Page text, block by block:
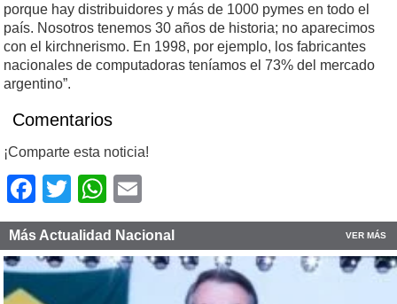
porque hay distribuidores y más de 1000 pymes en todo el
país. Nosotros tenemos 30 años de historia; no aparecimos
con el kirchnerismo. En 1998, por ejemplo, los fabricantes
nacionales de computadoras teníamos el 73% del mercado
argentino”.
Comentarios
¡Comparte esta noticia!
Facebook
TwitterWhatsApp
Más Actualidad Nacional VER MÁS